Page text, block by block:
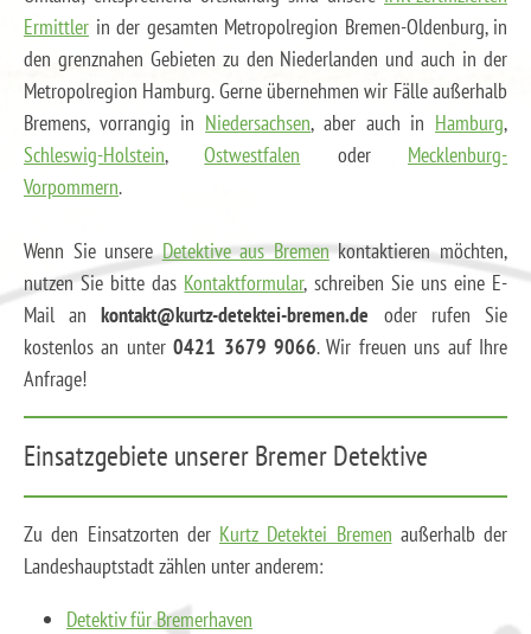
Ermittler in der gesamten Metropolregion Bremen-Oldenburg, in
den grenznahen Gebieten zu den Niederlanden und auch in der
Metropolregion Hamburg. Gerne übernehmen wir Fälle außerhalb
Bremens, vorrangig in Niedersachsen, aber auch in Hamburg,
Schleswig-Holstein,Ostwestfalen oder Mecklenburg-
Vorpommern.
Wenn Sie unsereDetektive aus Bremenkontaktieren möchten,
nutzen Sie bitte das Kontaktformular, schreiben Sie uns eine E-
Mail ankontakt@kurtz-detektei-bremen.de oder rufen Sie
kostenlos an unter0421 3679 9066. Wir freuen uns auf Ihre
Anfrage!
Einsatzgebiete unserer Bremer Detektive
Zu den Einsatzorten der Kurtz Detektei Bremen außerhalb der
Landeshauptstadt zählen unter anderem:
Detektiv für Bremerhaven